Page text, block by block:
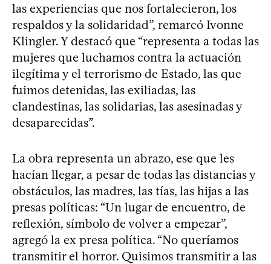
las experiencias que nos fortalecieron, los
respaldos y la solidaridad”, remarcó Ivonne
Klingler. Y destacó que “representa a todas las
mujeres que luchamos contra la actuación
ilegítima y el terrorismo de Estado, las que
fuimos detenidas, las exiliadas, las
clandestinas, las solidarias, las asesinadas y
desaparecidas”.
La obra representa un abrazo, ese que les
hacían llegar, a pesar de todas las distancias y
obstáculos, las madres, las tías, las hijas a las
presas políticas: “Un lugar de encuentro, de
reflexión, símbolo de volver a empezar”,
agregó la ex presa política. “No queríamos
transmitir el horror. Quisimos transmitir a las